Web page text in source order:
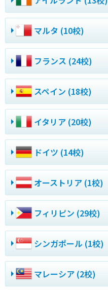
マルタ (10校)
フランス (24校)
スペイン (18校)
イタリア (20校)
ドイツ (14校)
オーストリア (1校)
フィリピン (29校)
シンガポール (1校)
マレーシア (2校)